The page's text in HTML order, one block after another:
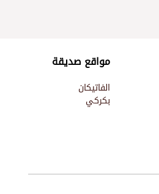
مواقع صديقة
الفاتيكان
بكركي